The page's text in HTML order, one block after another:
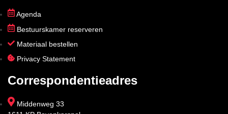
Agenda
Bestuurskamer reserveren
Materiaal bestellen
Privacy Statement
Correspondentieadres
Middenweg 33